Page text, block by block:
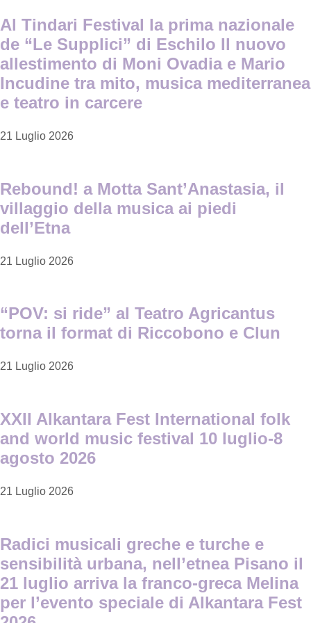
Al Tindari Festival la prima nazionale
de “Le Supplici” di Eschilo Il nuovo
allestimento di Moni Ovadia e Mario
Incudine tra mito, musica mediterranea
e teatro in carcere
21 Luglio 2026
Rebound! a Motta Sant’Anastasia, il
villaggio della musica ai piedi
dell’Etna
21 Luglio 2026
“POV: si ride” al Teatro Agricantus
torna il format di Riccobono e Clun
21 Luglio 2026
XXII Alkantara Fest International folk
and world music festival 10 luglio-8
agosto 2026
21 Luglio 2026
Radici musicali greche e turche e
sensibilità urbana, nell’etnea Pisano il
21 luglio arriva la franco-greca Melina
per l’evento speciale di Alkantara Fest